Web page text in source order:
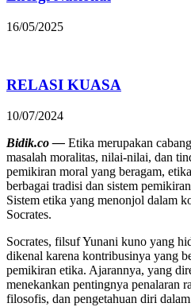
16/05/2025
RELASI KUASA
10/07/2024
Bidik.co — Etika merupakan
masalah moralitas, nilai-nilai, dan
pemikiran moral yang beragam,
berbagai tradisi dan sistem
Sistem etika yang menonjol dalam
Socrates.
Socrates, filsuf Yunani kuno yang
dikenal karena kontribusinya yang
pemikiran etika. Ajarannya, yang
menekankan pentingnya penalaran
filosofis, dan pengetahuan diri